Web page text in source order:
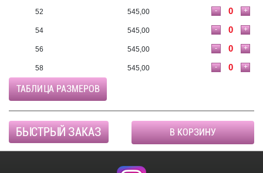
52 545,00 +
-
54 545,00 +
-
56 545,00 +
-
58 545,00 +
-
ТАБЛИЦА РАЗМЕРОВ
БЫСТРЫЙ ЗАКАЗ В КОРЗИНУ